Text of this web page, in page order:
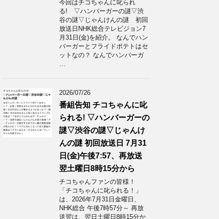
今回はチコちゃんに叱られ
る! ▽ハンバーガーの謎▽渋
谷の謎▽じゃんけんの謎 初回
放送日NHK総合テレビジョン7
月31日(金)を紹介。 なんでハン
バーガーとフライドポテトはセ
ットなの？ なんでハンバーガ
…
2026/07/26
番組告知 チコちゃんに叱
られる! ▽ハンバーガーの
謎▽渋谷の謎▽じゃんけ
んの謎 初回放送日 7月31
日(金)午後7:57、再放送
翌土曜日8時15分から
チコちゃんファンの皆様！
「チコちゃんに叱られる！」​
は、2026年7月31日金曜日、
NHK総合 午後7時57分～ 再放
送翌は、翌日土曜日8時15分か